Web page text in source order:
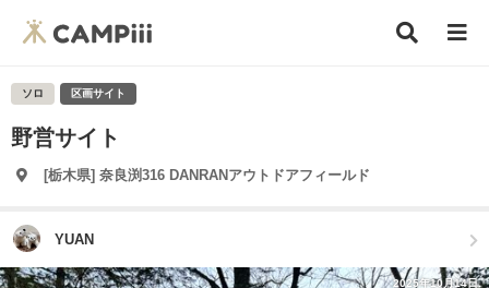
ソロ 区画サイト
野営サイト
[栃木県] 奈良渕316 DANRANアウトドアフィールド
YUAN
2025年10月14日